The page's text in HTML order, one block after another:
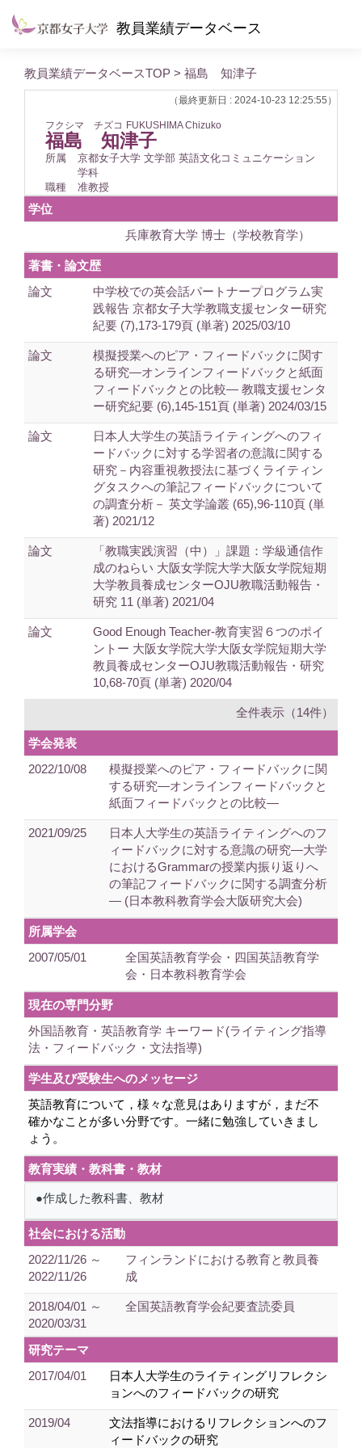
教員業績データベース
教員業績データベースTOP > 福島 知津子
（最終更新日 : 2024-10-23 12:25:55）
フクシマ チズコ FUKUSHIMA Chizuko
福島 知津子
所属
京都女子大学 文学部 英語文化コミュニケーション
学科
職種
准教授
学位
兵庫教育大学 博士（学校教育学）
著書・論文歴
論文
中学校での英会話パートナープログラム実
践報告 京都女子大学教職支援センター研究
紀要 (7),173-179頁 (単著) 2025/03/10
論文
模擬授業へのピア・フィードバックに関す
る研究―オンラインフィードバックと紙面
フィードバックとの比較― 教職支援センタ
ー研究紀要 (6),145-151頁 (単著) 2024/03/15
論文
日本人大学生の英語ライティングへのフィ
ードバックに対する学習者の意識に関する
研究－内容重視教授法に基づくライティン
グタスクへの筆記フィードバックについて
の調査分析－ 英文学論叢 (65),96-110頁 (単
著) 2021/12
論文
「教職実践演習（中）」課題：学級通信作
成のねらい 大阪女学院大学大阪女学院短期
大学教員養成センターOJU教職活動報告・
研究 11 (単著) 2021/04
論文
Good Enough Teacher-教育実習６つのポイ
ントー 大阪女学院大学大阪女学院短期大学
教員養成センターOJU教職活動報告・研究
10,68-70頁 (単著) 2020/04
全件表示（14件）
学会発表
2022/10/08
模擬授業へのピア・フィードバックに関
する研究―オンラインフィードバックと
紙面フィードバックとの比較―
2021/09/25
日本人大学生の英語ライティングへのフ
ィードバックに対する意識の研究―大学
におけるGrammarの授業内振り返りへ
の筆記フィードバックに関する調査分析
― (日本教科教育学会大阪研究大会)
所属学会
2007/05/01
全国英語教育学会・四国英語教育学
会・日本教科教育学会
現在の専門分野
外国語教育・英語教育学 キーワード(ライティング指導
法・フィードバック・文法指導)
学生及び受験生へのメッセージ
英語教育について，様々な意見はありますが，まだ不
確かなことが多い分野です。一緒に勉強していきまし
ょう。
教育実績・教科書・教材
●作成した教科書、教材
社会における活動
2022/11/26 ～
2022/11/26
フィンランドにおける教育と教員養
成
2018/04/01 ～
2020/03/31
全国英語教育学会紀要査読委員
研究テーマ
2017/04/01
日本人大学生のライティングリフレクシ
ョンへのフィードバックの研究
2019/04
文法指導におけるリフレクションへのフ
ィードバックの研究